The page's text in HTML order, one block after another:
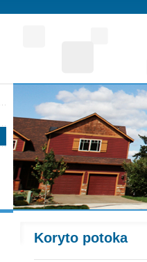
Koryto potoka